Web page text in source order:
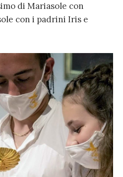
di Mariasole con
con i padrini Iris e